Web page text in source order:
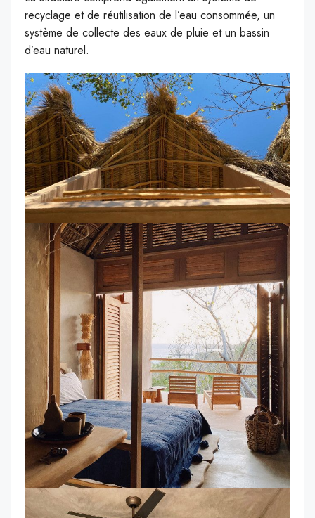
recyclage et de réutilisation de l’eau consommée, un
système de collecte des eaux de pluie et un bassin
d’eau naturel.